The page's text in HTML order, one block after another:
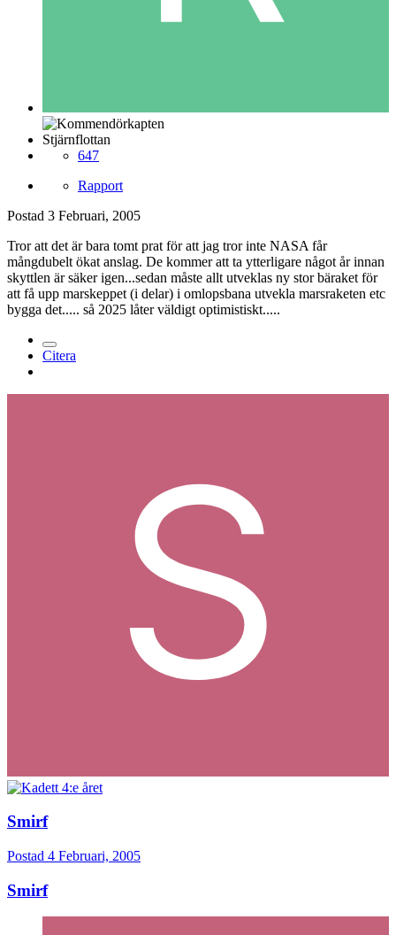
Stjärnflottan
647
Rapport
Postad 3 Februari, 2005
Tror att det är bara tomt prat för att jag tror inte NASA får
mångdubelt ökat anslag. De kommer att ta ytterligare något år innan
skyttlen är säker igen...sedan måste allt utveklas ny stor bäraket för
att få upp marskeppet (i delar) i omlopsbana utvekla marsraketen etc
bygga det..... så 2025 låter väldigt optimistiskt.....
Citera
Smirf
Postad 4 Februari, 2005
Smirf